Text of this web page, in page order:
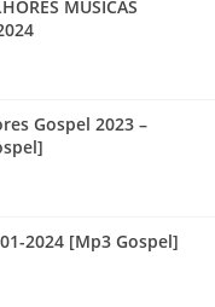
MÚSICAS
Gospel 2023 –
2024 [Mp3 Gospel]